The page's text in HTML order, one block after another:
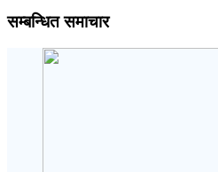
सम्बन्धित समाचार